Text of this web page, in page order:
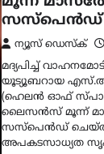
ഓഫർ; 94
ഇന്ത്യയിൽ
ന്യൂസ് ഡെസ്ക്
ഇന്ത്യൻ
നീക്കമായി 114
യുദ്ധവിമാനങ്ങൾ
പദ്ധതിയിൽ
വിമാനങ്ങൾ